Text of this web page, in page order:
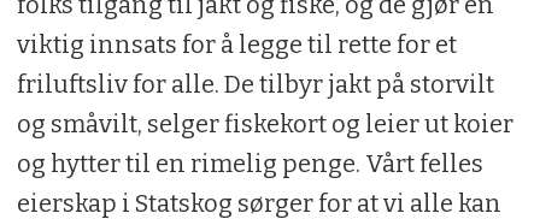
viktig innsats for å legge til rette for et
friluftsliv for alle. De tilbyr jakt på storvilt
og småvilt, selger fiskekort og leier ut koier
og hytter til en rimelig penge. Vårt felles
eierskap i Statskog sørger for at vi alle kan